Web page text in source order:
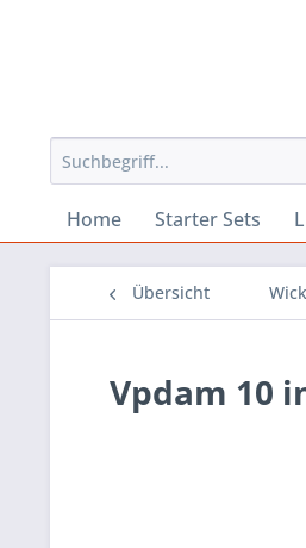
Home Starter Sets
Übersicht
Vpdam 10